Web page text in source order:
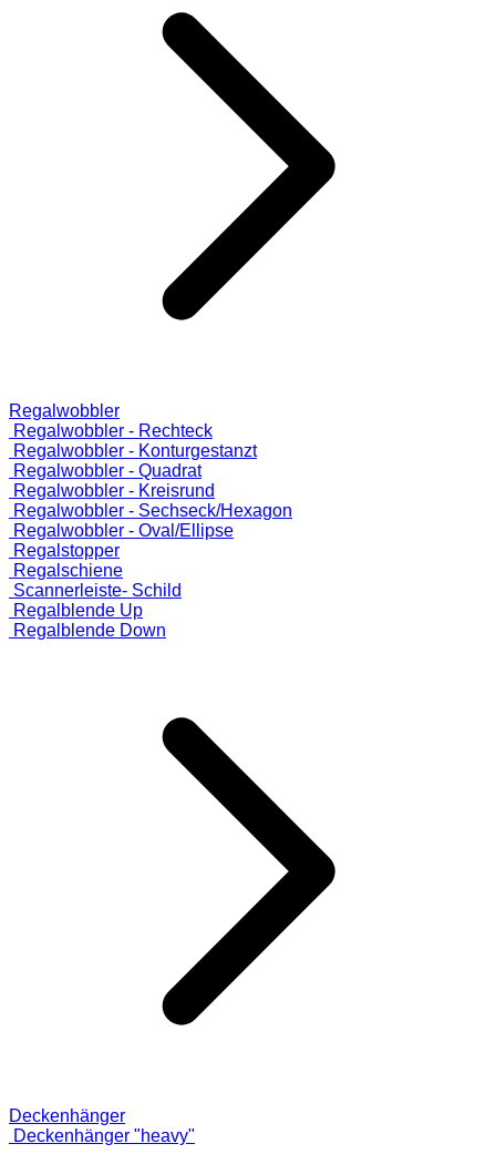
Regalwobbler
Regalwobbler - Rechteck
Regalwobbler - Konturgestanzt
Regalwobbler - Quadrat
Regalwobbler - Kreisrund
Regalwobbler - Sechseck/Hexagon
Regalwobbler - Oval/Ellipse
Regalstopper
Regalschiene
Scannerleiste- Schild
Regalblende Up
Regalblende Down
Deckenhänger
Deckenhänger "heavy"